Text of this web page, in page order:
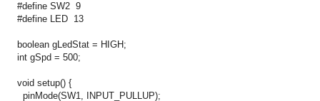
#define SW2 9
#define LED 13
boolean gLedStat = HIGH;
int gSpd = 500;
void setup() {
pinMode(SW1, INPUT_PULLUP);